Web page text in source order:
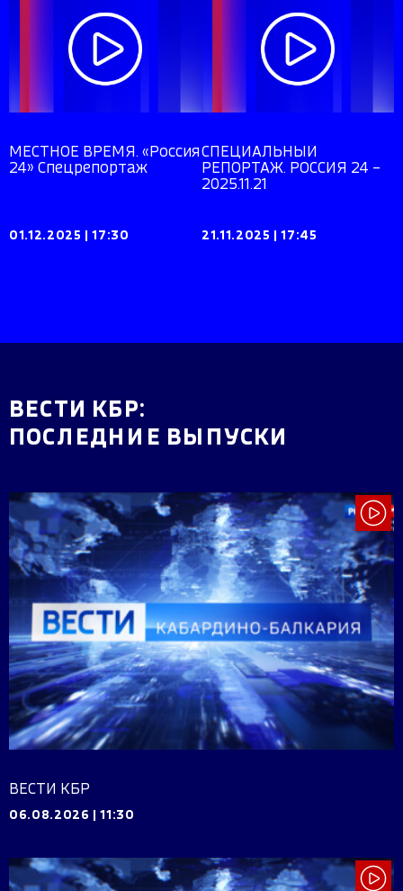
МЕСТНОЕ ВРЕМЯ. «Россия
24» Спецрепортаж
01.12.2025 17:30
СПЕЦИАЛЬНЫЙ
РЕПОРТАЖ. РОССИЯ 24 –
2025.11.21
21.11.2025 17:45
ВЕСТИ КБР:
ПОСЛЕДНИЕ ВЫПУСКИ
ВЕСТИ КБР
06.08.2026 11:30